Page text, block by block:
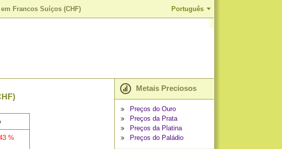
Francos Suíços (CHF) Português
%
Metais Preciosos
Preços do Ouro
Preços da Prata
Preços da Platina
Preços do Paládio